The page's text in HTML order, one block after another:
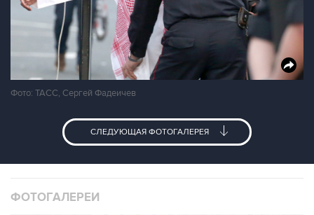
Фото: ТАСС, Сергей Фадеичев
СЛЕДУЮЩАЯ ФОТОГАЛЕРЕЯ
ФОТОГАЛЕРЕИ